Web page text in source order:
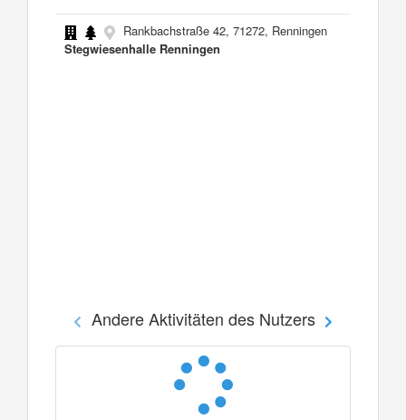
Rankbachstraße 42, 71272, Renningen
Stegwiesenhalle Renningen
Andere Aktivitäten des Nutzers